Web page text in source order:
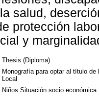
salud,
protección
y
Thesis (Diploma)
Monografía para optar al título
Local
Niños Situación socio económica